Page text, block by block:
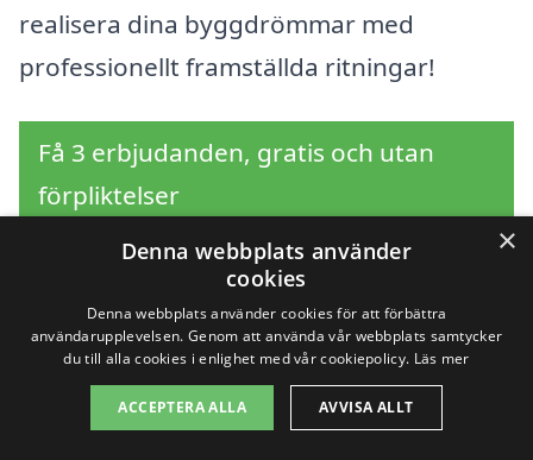
realisera dina byggdrömmar med
professionellt framställda ritningar!
Få 3 erbjudanden, gratis och utan
förpliktelser
Sök efter en
professionell för
bygglovsritningar i
×
Denna webbplats använder
cookies
Denna webbplats använder cookies för att förbättra
användarupplevelsen. Genom att använda vår webbplats samtycker
du till alla cookies i enlighet med vår cookiepolicy. Läs mer
ACCEPTERA ALLA AVVISA ALLT